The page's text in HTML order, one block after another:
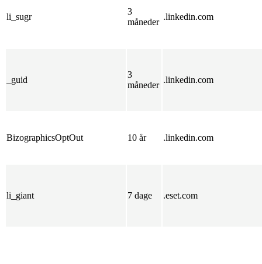
li_sugr
3
måneder
.linkedin.com
_guid
3
måneder
.linkedin.com
BizographicsOptOut 10 år .linkedin.com
li_giant 7 dage .eset.com